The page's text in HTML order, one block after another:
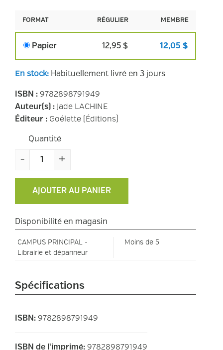
FORMAT RÉGULIER MEMBRE
Papier 12,95 $ 12,05 $
En stock: Habituellement livré en 3 jours
ISBN : 9782898791949
Auteur(s) : Jade LACHINE
Éditeur : Goélette (Éditions)
Quantité
- +
AJOUTER AU PANIER
Disponibilité en magasin
CAMPUS PRINCIPAL -
Librairie et dépanneur
Moins de 5
Spécifications
ISBN : 9782898791949
ISBN de l'imprimé: 9782898791949